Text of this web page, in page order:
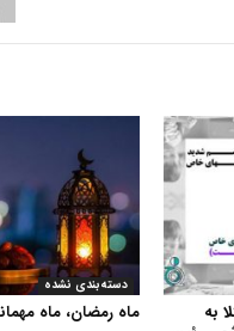
دسته‌بندی نشده
ماه رمضان، ماه
به